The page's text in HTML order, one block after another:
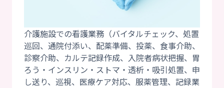
介護施設での看護業務（バイタルチェック、処置
巡回、通院付添い、配薬準備、投薬、食事介助、
診察介助、カルテ記録作成、入院者病状把握、胃
ろう・インスリン・ストマ・透析・吸引処置、申
し送り、巡視、医療ケア対応、服薬管理、記録業